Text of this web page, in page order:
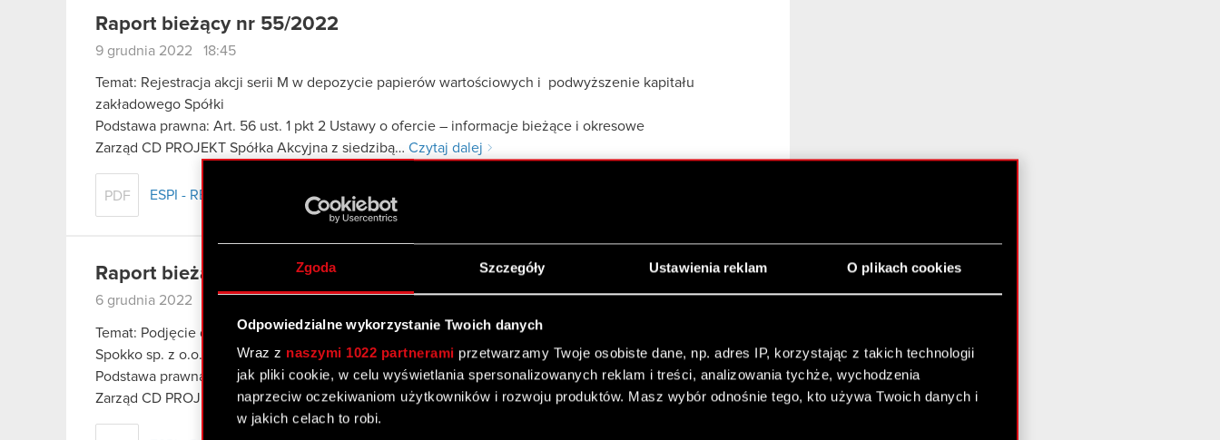
Zgoda Szczegóły Ustawienia reklam O plikach cookies
Odpowiedzialne wykorzystanie Twoich danych
Wraz z naszymi 1022 partnerami przetwarzamy Twoje osobiste dane, np. adres IP, korzystając z takich technologii
jak pliki cookie, w celu wyświetlania spersonalizowanych reklam i treści, analizowania tychże, wychodzenia
naprzeciw oczekiwaniom użytkowników i rozwoju produktów. Masz wybór odnośnie tego, kto używa Twoich danych i
w jakich celach to robi.
Raport bieżący nr 55/2022
9 grudnia 2022 18:45
Temat: Rejestracja akcji serii M w depozycie papierów wartościowych i podwyższenie kapitału
zakładowego Spółki
Podstawa prawna: Art. 56 ust. 1 pkt 2 Ustawy o ofercie – informacje bieżące i okresowe
Zarząd CD PROJEKT Spółka Akcyjna z siedzibą… Czytaj dalej
PDF ESPI - RB 55/2022
Raport bieżący nr 54/2022
6 grudnia 2022 10:20
Temat: Podjęcie decyzji w sprawie przyszłości projektu Wiedźmin: Pogromca Potworów spółki zależnej
Spokko sp. z o.o. oraz planowanej reorganizacji w Grupie CD PROJEKT
Podstawa prawna raportu: Art. 17 MAR – informacje poufne
Zarząd CD PROJEKT Spółka Akcyjna…Czytaj dalej